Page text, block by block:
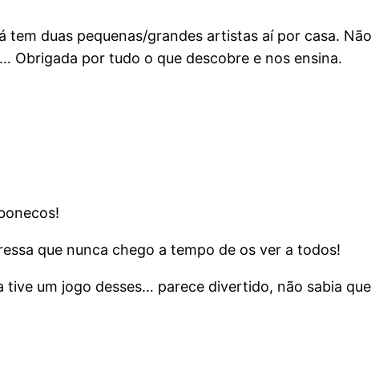
tem duas pequenas/grandes artistas aí por casa.
Obrigada por tudo o que descobre e nos ensina.
que nunca chego a tempo de os ver a todos!
tive um jogo desses… parece divertido, não sabia